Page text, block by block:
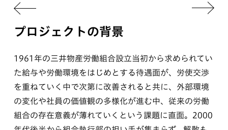
プロジェクトの背景
1961年の三井物産労働組合設立当初から求められてい
た給与や労働環境をはじめとする待遇面が、労使交渉
を重ねていく中で次第に改善されると共に、外部環境
の変化や社員の価値観の多様化が進む中、従来の労働
組合の存在意義が薄れていくという課題に直面。2000